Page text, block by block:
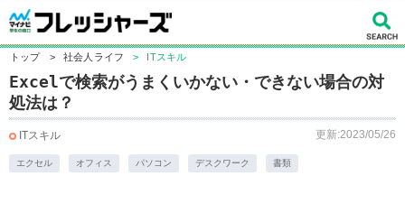
トップ > 社会人ライフ > ITスキル
Excelで検索がうまくいかない・できない場合の対
処法は？
ITスキル 更新:2023/05/26
エクセル オフィス パソコン デスクワーク 書類